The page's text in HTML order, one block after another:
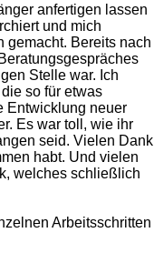
anfertigen lassen
und mich
gemacht. Bereits nach
Stelle war. Ich
so für etwas
Entwicklung neuer
Es war toll, wie ihr
seid. Vielen Dank
habt. Und vielen
welches schließlich
Arbeitsschritten